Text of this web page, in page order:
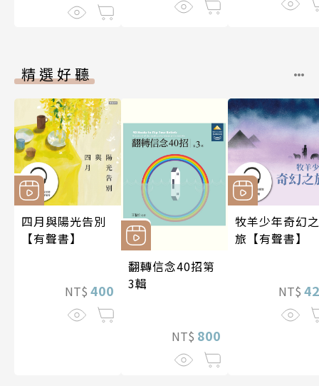
精選好聽
四月與陽光告別
【有聲書】
NT$ 400
翻轉信念40招第
3輯
NT$ 800
牧羊少年奇幻之
旅【有聲書】
NT$